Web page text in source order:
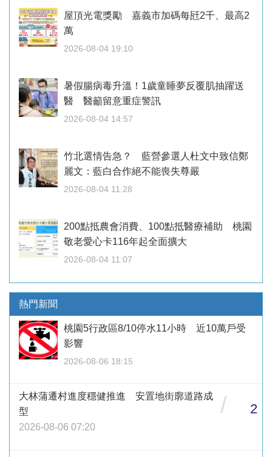
屋頂光電獎勵 嘉義市加碼每瓩2千、最高2
萬
2026-08-04 19:10
暑假腸病毒升溫！1歲童睡夢反覆肌抽躍送
醫 醫籲留意重症警訊
2026-08-04 14:57
竹北選情告急？ 藍營參選人杜文中致信鄭
麗文：藍白合作絕不能喪失尊嚴
2026-08-04 11:28
200點抵農會消費、100點抵醫療補助 桃園
敬老愛心卡116年起全面擴大
2026-08-04 11:07
熱門新聞
桃園5行政區8/10停水11小時 近10萬戶受
影響
2026-08-06 18:15
大林蒲遷村進度穩健推進 安置地街廓道路成
型
2026-08-06 07:20
/ 2